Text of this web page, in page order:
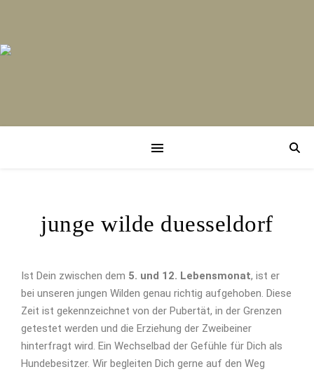
junge wilde duesseldorf
Ist Dein zwischen dem 5. und 12. Lebensmonat, ist er
bei unseren jungen Wilden genau richtig aufgehoben. Diese
Zeit ist gekennzeichnet von der Pubertät, in der Grenzen
getestet werden und die Erziehung der Zweibeiner
hinterfragt wird. Ein Wechselbad der Gefühle für Dich als
Hundebesitzer. Wir begleiten Dich gerne auf den Weg